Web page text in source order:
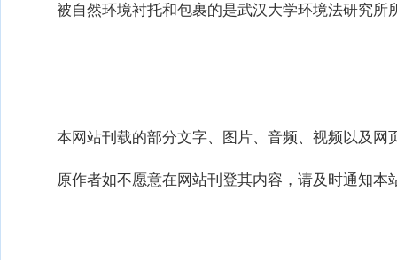
被自然环境衬托和包裹的是武汉大学环境法研究所
本网站刊载的部分文字、图片、音频、视频以及网
原作者如不愿意在网站刊登其内容，请及时通知本